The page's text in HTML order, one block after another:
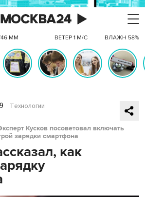
ММ ВЕТЕР 1 М/С ВЛАЖН 58%
Технологии
Кусков посоветовал включать
зарядки смартфона
как